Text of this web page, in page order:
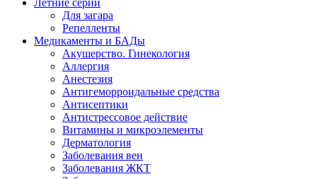
Летние серии
Для загара
Репелленты
Медикаменты и БАДы
Акушерство. Гинекология
Аллергия
Анестезия
Антигеморроидальные средства
Антисептики
Антистрессовое действие
Витамины и микроэлементы
Дерматология
Заболевания вен
Заболевания ЖКТ